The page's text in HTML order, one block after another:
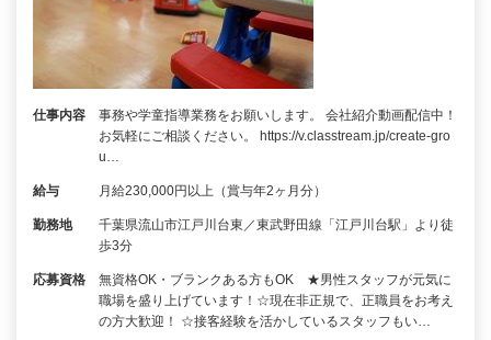
仕事内容
事務や学童指導業務をお願いします。 会社紹介動画配信中！
お気軽にご相談ください。 https://v.classtream.jp/create-gro
u…
給与 月給230,000円以上（賞与年2ヶ月分）
勤務地
千葉県流山市江戸川台東／東武野田線「江戸川台駅」より徒
歩3分
応募資格
無資格OK・ブランクある方もOK ★男性スタッフが元気に
職場を盛り上げています！☆現在非正規で、正職員をお考え
の方大歓迎！ ☆接客経験を活かしているスタッフもい…